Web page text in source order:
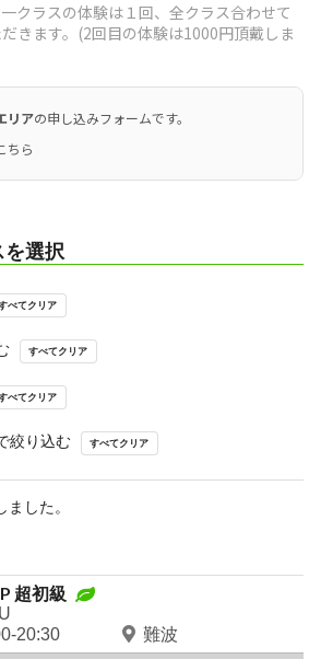
クラスの体験は１回、全クラス合わせて
きます。(2回目の体験は1000円頂戴しま
リアの申し込みフォームです。
ちら
を選択
べてクリア
すべてクリア
べてクリア
絞り込む すべてクリア
した。
超初級
20:30
難波